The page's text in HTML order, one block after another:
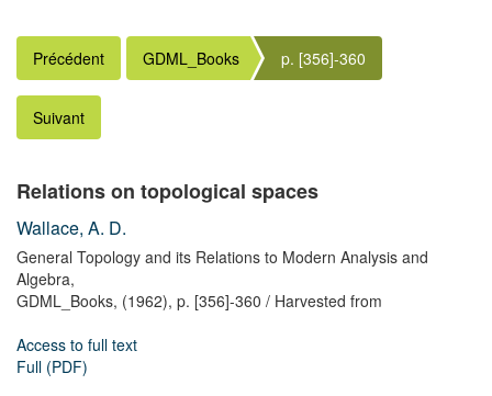
Précédent GDML_Books p. [356]-360
Suivant
Relations on topological spaces
Wallace, A. D.
General Topology and its Relations to Modern Analysis and
Algebra,
GDML_Books, (1962), p. [356]-360 / Harvested from
Access to full text
Full (PDF)